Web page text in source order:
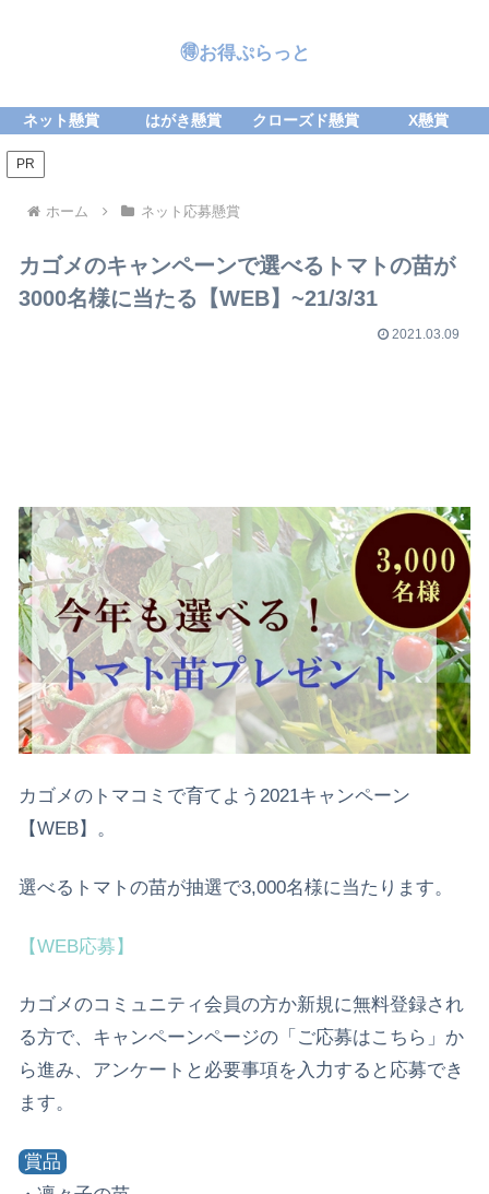
🉐お得ぷらっと
ネット懸賞 はがき懸賞 クローズド懸賞 X懸賞
PR
ホーム ネット応募懸賞
カゴメのキャンペーンで選べるトマトの苗が
3000名様に当たる【WEB】~21/3/31
2021.03.09
カゴメのトマコミで育てよう2021キャンペーン
【WEB】。
選べるトマトの苗が抽選で3,000名様に当たります。
【WEB応募】
カゴメのコミュニティ会員の方か新規に無料登録され
る方で、キャンペーンページの「ご応募はこちら」か
ら進み、アンケートと必要事項を入力すると応募でき
ます。
賞品